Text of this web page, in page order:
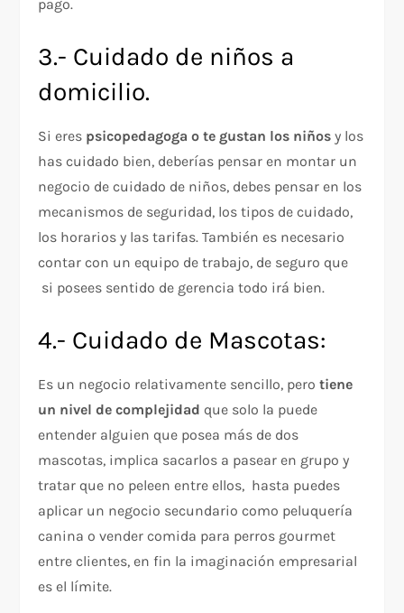
pago.
3.- Cuidado de niños a
domicilio.
Si eres psicopedagoga o te gustan los niños y los
has cuidado bien, deberías pensar en montar un
negocio de cuidado de niños, debes pensar en los
mecanismos de seguridad, los tipos de cuidado,
los horarios y las tarifas. También es necesario
contar con un equipo de trabajo, de seguro que
si posees sentido de gerencia todo irá bien.
4.- Cuidado de Mascotas:
Es un negocio relativamente sencillo, perotiene
un nivel de complejidad que solo la puede
entender alguien que posea más de dos
mascotas, implica sacarlos a pasear en grupo y
tratar que no peleen entre ellos, hasta puedes
aplicar un negocio secundario como peluquería
canina o vender comida para perros gourmet
entre clientes, en fin la imaginación empresarial
es el límite.